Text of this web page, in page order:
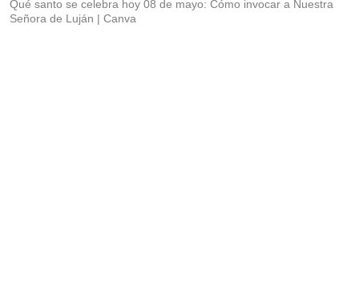
Qué santo se celebra hoy 08 de mayo: Cómo invocar a Nuestra
Señora de Luján
Canva